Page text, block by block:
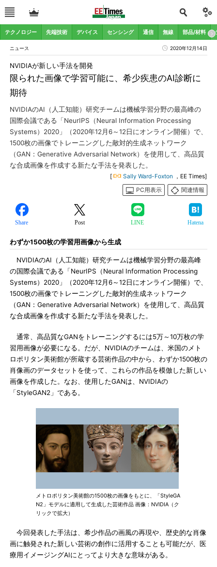
テクノロジー 先端技術 デバイス センシング 通信 無線 部品/材料
ニュース 2020年12月14日
限られた画像で学習可能に、希少疾患のAI診断に
期待
NVIDIAが新しい手法を開発
NVIDIAのAI（人工知能）研究チームは機械学習分野の最高峰の
国際会議である「NeurIPS（Neural Information Processing
Systems）2020」（2020年12月6～12日にオンライン開催）で、
1500枚の画像でトレーニングした敵対的生成ネットワーク
（GAN：Generative Adversarial Network）を使用して、高品質
な合成画像を作成する新たな手法を発表した。
[ Sally Ward-Foxton ，EE Times]
PC用表示
関連情報
Share Post LINE Hatena
わずか1500枚の学習用画像から生成
NVIDIAのAI（人工知能）研究チームは機械学習分野の最高峰
の国際会議である「NeurIPS（Neural Information Processing
Systems）2020」（2020年12月6～12日にオンライン開催）で、
1500枚の画像でトレーニングした敵対的生成ネットワーク
（GAN：Generative Adversarial Network）を使用して、高品質
な合成画像を作成する新たな手法を発表した。
通常、高品質なGANをトレーニングするには5万～10万枚の学
習用画像が必要になる。だが、NVIDIAのチームは、米国のメト
ロポリタン美術館が所蔵する芸術作品の中から、わずか1500枚の
肖像画のデータセットを使って、これらの作品を模倣した新しい
画像を作成した。なお、使用したGANは、NVIDIAの
「StyleGAN2」である。
メトロポリタン美術館の1500枚の画像をもとに、「StyleGA
N2」モデルに適用して生成した芸術作品 画像：NVIDIA（ク
リックで拡大）
今回発表した手法は、希少作品の画風の再現や、歴史的な肖像
画に触発された新しい芸術の創作に活用することも可能だが、医
療用イメージングAIにとってより大きな意味がある。